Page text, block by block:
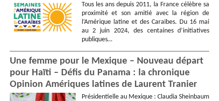
Tous les ans depuis 2011, la France célèbre sa
proximité et son amitié avec la région de
l’Amérique latine et des Caraïbes. Du 16 mai
au 2 juin 2024, des centaines d’initiatives
publiques…
Une femme pour le Mexique – Nouveau départ
pour Haïti – Défis du Panama : la chronique
Opinion Amériques latines de Laurent Tranier
Présidentielle au Mexique : Claudia Sheinbaum